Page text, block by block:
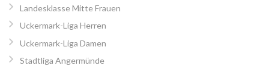
Landesklasse Mitte Frauen
Uckermark-Liga Herren
Uckermark-Liga Damen
Stadtliga Angermünde